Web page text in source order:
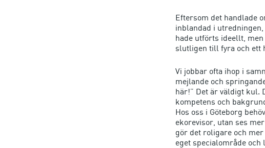
Eftersom det handlade
inblandad i
hade utförts ideellt,
slutligen till fyra och ett
Vi jobbar ofta ihop i
mejlande och
här!” Det är väldigt kul.
kompetens och
Hos oss i Göteborg
ekorevisor, utan ses
gör det roligare och
eget specialområde och